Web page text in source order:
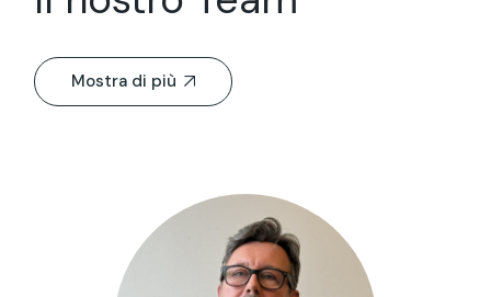
Mostra di più